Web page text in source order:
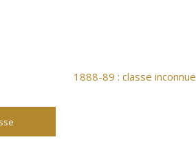
1888-89 : classe inconnue